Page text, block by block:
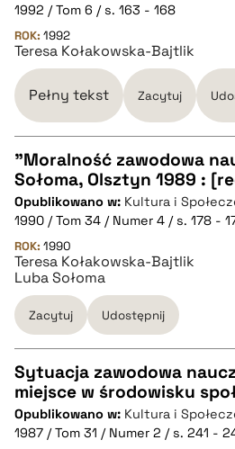
pobierz cytat
BIBTEX
pobierz cytat
1992 / Tom 6 / s. 163 - 168
ROK: 1992
Teresa Kołakowska-Bajtlik
Pełny tekst Zacytuj
CZYSTY TEKST
pobierz cytat
BIBTEX
pobierz cytat
"Moralność zawodowa
Sołoma, Olsztyn 1989 :
Opublikowano w: Kultura i
1990 / Tom 34 / Numer 4 / s. 178 -
ROK: 1990
Teresa Kołakowska-Bajtlik
Luba Sołoma
Zacytuj Udostępnij
CZYSTY TEKST
Sytuacja zawodowa
miejsce w środowisku
Opublikowano w: Kultura i
1987 / Tom 31 / Numer 2 / s. 241 -